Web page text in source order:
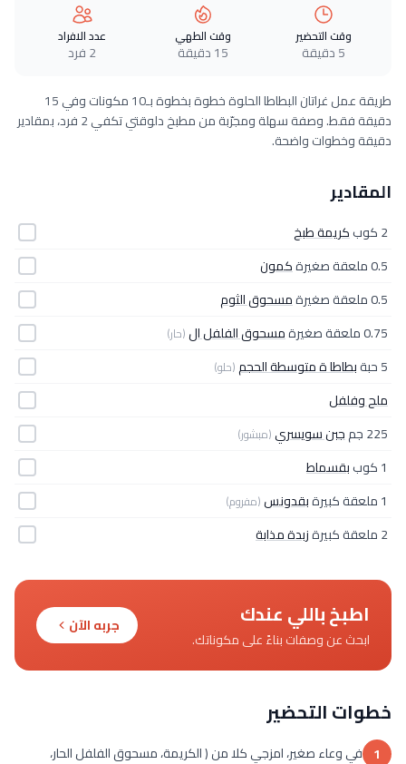
وقت التحضير
5 دقيقة
وقت الطهي
15 دقيقة
عدد الافراد
2 فرد
طريقة عمل غراتان البطاطا الحلوة خطوة بخطوة بـ10 مكونات وفي 15
دقيقة فقط. وصفة سهلة ومجرّبة من مطبخ دلوقتي تكفي 2 فرد، بمقادير
دقيقة وخطوات واضحة.
المقادير
2 كوب
كريمة طبخ
0.5 ملعقة صغيرة
كمون
0.5 ملعقة صغيرة
مسحوق الثوم
0.75 ملعقة صغيرة
مسحوق الفلفل ال(حار)
5 حبة بطاطا ة متوسطة الحجم(حلو)
ملح وفلفل
225 جم
جبن سويسري(مبشور)
1 كوب
بقسماط
1 ملعقة كبيرة
بقدونس(مفروم)
2 ملعقة كبيرة زبدة مذابة
اطبخ باللي عندك
ابحث عن وصفات بناءً على مكوناتك.
جربه الآن
خطوات التحضير
1 في وعاء صغير، امزجي كلا من ( الكريمة، مسحوق الفلفل الحار،